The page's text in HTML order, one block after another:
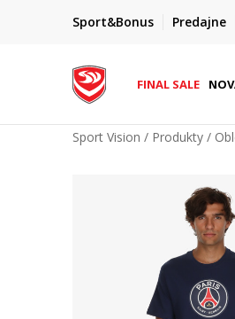
Sport&Bonus Predajne
pri objednaní nad
FINAL SALE
Sport Vision Produkty